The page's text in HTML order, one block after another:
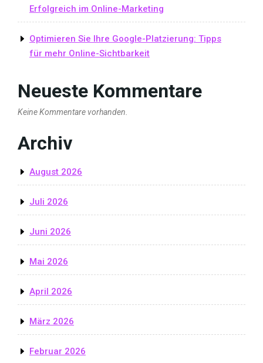
Erfolgreich im Online-Marketing
Optimieren Sie Ihre Google-Platzierung: Tipps
für mehr Online-Sichtbarkeit
Neueste Kommentare
Keine Kommentare vorhanden.
Archiv
August 2026
Juli 2026
Juni 2026
Mai 2026
April 2026
März 2026
Februar 2026